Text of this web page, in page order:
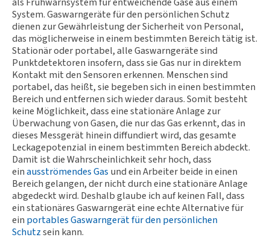
System. Gaswarngeräte für den persönlichen Schutz
dienen zur Gewährleistung der Sicherheit von Personal,
das möglicherweise in einem bestimmten Bereich tätig ist.
Stationär oder portabel, alle Gaswarngeräte sind
Punktdetektoren insofern, dass sie Gas nur in direktem
Kontakt mit den Sensoren erkennen. Menschen sind
portabel, das heißt, sie begeben sich in einen bestimmten
Bereich und entfernen sich wieder daraus. Somit besteht
keine Möglichkeit, dass eine stationäre Anlage zur
Überwachung von Gasen, die nur das Gas erkennt, das in
dieses Messgerät hinein diffundiert wird, das gesamte
Leckagepotenzial in einem bestimmten Bereich abdeckt.
Damit ist die Wahrscheinlichkeit sehr hoch, dass
einausströmendes Gas und ein Arbeiter beide in einen
Bereich gelangen, der nicht durch eine stationäre Anlage
abgedeckt wird. Deshalb glaube ich auf keinen Fall, dass
ein stationäres Gaswarngerät eine echte Alternative für
ein portables Gaswarngerät für den persönlichen
Schutzsein kann.